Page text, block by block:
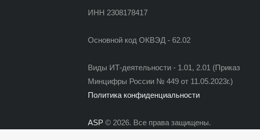
ИНН 2308178417
Основной код ОКВЭД - 62.02
Виды ИТ-деятельности - 1.01, 2.01 (Приказ
Минцифры России № 449 от 11.05.2023г.)
Политика конфиденциальности
ASP © 2026. Все права защищены.